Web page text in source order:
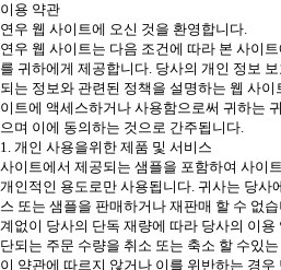
이용 약관
연우 웹 사이트에 오신 것을 환영합니다.
연우 웹 사이트는 다음 조건에 따라 본 사이
를 귀하에게 제공합니다. 당사의 개인 정보
되는 정보와 관련된 정책을 설명하는 웹 사
이트에 액세스하거나 사용함으로써 귀하는
으며 이에 동의하는 것으로 간주됩니다.
1. 개인 사용을위한 제품 및 서비스
사이트에서 제공되는 샘플을 포함하여 사이
개인적인 용도로만 사용됩니다. 귀사는 당사
스 또는 샘플을 판매하거나 재판매 할 수 없
계없이 당사의 단독 재량에 따라 당사의 이
단되는 주문 수량을 취소 또는 축소 할 수있
이 약관에 따르지 않거나 이를 위반하는 경